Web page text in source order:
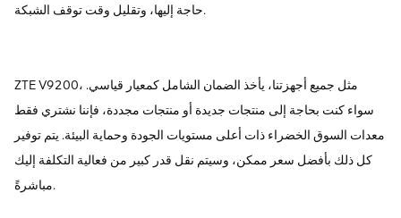
حاجة إليها، وتقليل وقت توقف الشبكة.
ZTE V9200، مثل جميع أجهزتنا، يأخذ الضمان الشامل كمعيار قياسي.
سواء كنت بحاجة إلى منتجات جديدة أو منتجات مجددة، فإننا نشتري فقط
معدات السوق الخضراء ذات أعلى مستويات الجودة وحماية البيئة. يتم توفير
كل ذلك بأفضل سعر ممكن، وسيتم نقل قدر كبير من فعالية التكلفة إليك
مباشرةً.